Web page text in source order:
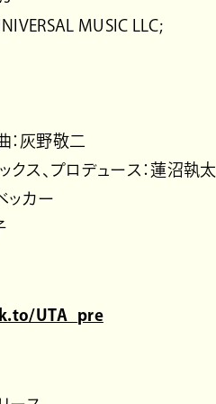
MUSIC LLC;
：灰野敬二
クス、プロデュース：蓮沼執太
ッカー
UTA_pre